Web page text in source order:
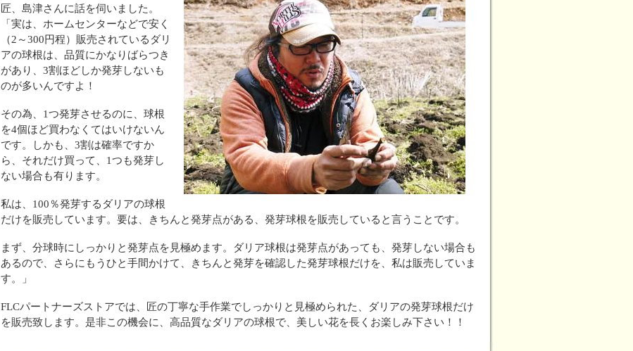
匠、島津さんに話を伺いました。
「実は、ホームセンターなどで安く
（2～300円程）販売されているダリ
アの球根は、品質にかなりばらつき
があり、3割ほどしか発芽しないも
のが多いんですよ！
その為、1つ発芽させるのに、球根
を4個ほど買わなくてはいけないん
です。しかも、3割は確率ですか
ら、それだけ買って、1つも発芽し
ない場合も有ります。
私は、100％発芽するダリアの球根
だけを販売しています。要は、きちんと発芽点がある、発芽球根を販売していると言うことです。
まず、分球時にしっかりと発芽点を見極めます。ダリア球根は発芽点があっても、発芽しない場合も
あるので、さらにもうひと手間かけて、きちんと発芽を確認した発芽球根だけを、私は販売していま
す。」
FLCパートナーズストアでは、匠の丁寧な手作業でしっかりと見極められた、ダリアの発芽球根だけ
を販売致します。是非この機会に、高品質なダリアの球根で、美しい花を長くお楽しみ下さい！！